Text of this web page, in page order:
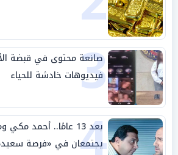
3
صانعة محتوى في قبضة
فيديوهات خادشة للحياء
بعد 13 عامًا.. أحمد
يجتمعان في «فرصة